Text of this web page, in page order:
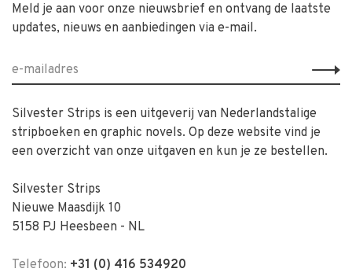
Meld je aan voor onze nieuwsbrief en ontvang de laatste
updates, nieuws en aanbiedingen via e-mail.
Silvester Strips is een uitgeverij van Nederlandstalige
stripboeken en graphic novels. Op deze website vind je
een overzicht van onze uitgaven en kun je ze bestellen.
Silvester Strips
Nieuwe Maasdijk 10
5158 PJ Heesbeen - NL
Telefoon: +31 (0) 416 534920